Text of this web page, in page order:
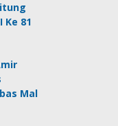
Ke 81
Mal